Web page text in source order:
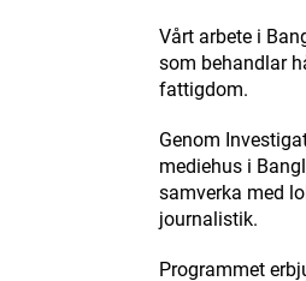
Vårt arbete i
som behandlar
fattigdom.
Genom
mediehus i
samverka med
journalistik.
Programmet